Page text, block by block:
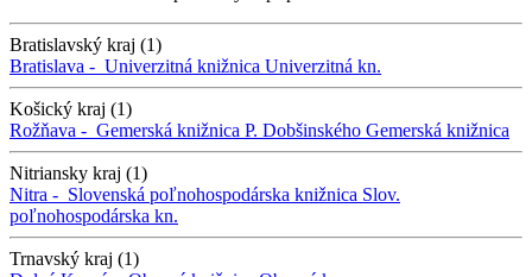
Bratislavský kraj (1)
Bratislava - Univerzitná knižnica Univerzitná kn.
Košický kraj (1)
Rožňava - Gemerská knižnica P. Dobšinského Gemerská knižnica
Nitriansky kraj (1)
Nitra - Slovenská poľnohospodárska knižnica Slov.
poľnohospodárska kn.
Trnavský kraj (1)